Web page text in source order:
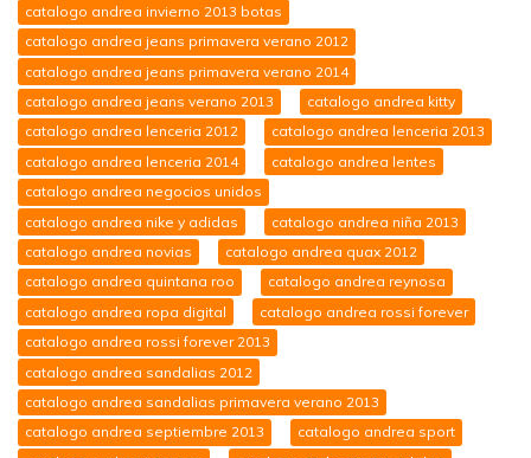
catalogo andrea invierno 2013 botas
catalogo andrea jeans primavera verano 2012
catalogo andrea jeans primavera verano 2014
catalogo andrea jeans verano 2013
catalogo andrea kitty
catalogo andrea lenceria 2012
catalogo andrea lenceria 2013
catalogo andrea lenceria 2014
catalogo andrea lentes
catalogo andrea negocios unidos
catalogo andrea nike y adidas
catalogo andrea niña 2013
catalogo andrea novias
catalogo andrea quax 2012
catalogo andrea quintana roo
catalogo andrea reynosa
catalogo andrea ropa digital
catalogo andrea rossi forever
catalogo andrea rossi forever 2013
catalogo andrea sandalias 2012
catalogo andrea sandalias primavera verano 2013
catalogo andrea septiembre 2013
catalogo andrea sport